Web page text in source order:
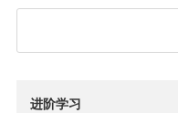
进阶学习